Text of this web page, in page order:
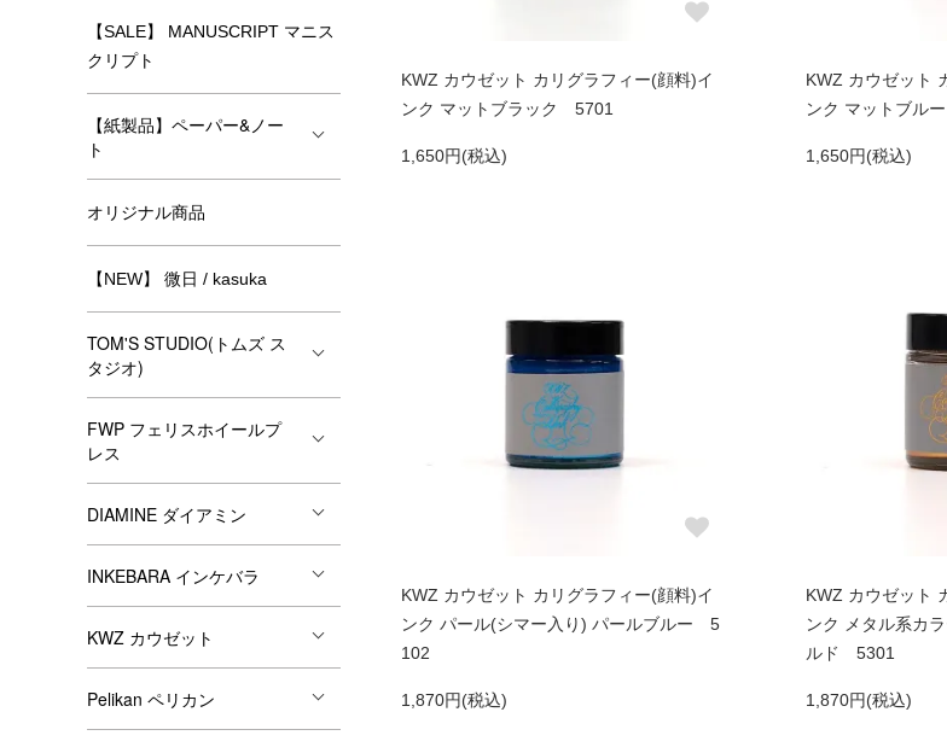
KWZ カウゼット カリグラフィー(顔料)イ
ンク マットブラック 5701
1,650円(税込)
KWZ カウゼット
ンク マットブル
1,650円(税込)
KWZ カウゼット カリグラフィー(顔料)イ
ンク パール(シマー入り) パールブルー 5
102
1,870円(税込)
KWZ カウゼット
ンク メタル系カ
ルド 5301
1,870円(税込)
【SALE】 MANUSCRIPT マニス
クリプト
【紙製品】ペーパー&ノー
ト
オリジナル商品
【NEW】 微日 / kasuka
TOM'S STUDIO(トムズ ス
タジオ)
FWP フェリスホイールプ
レス
DIAMINE ダイアミン
INKEBARA インケバラ
KWZ カウゼット
Pelikan ペリカン